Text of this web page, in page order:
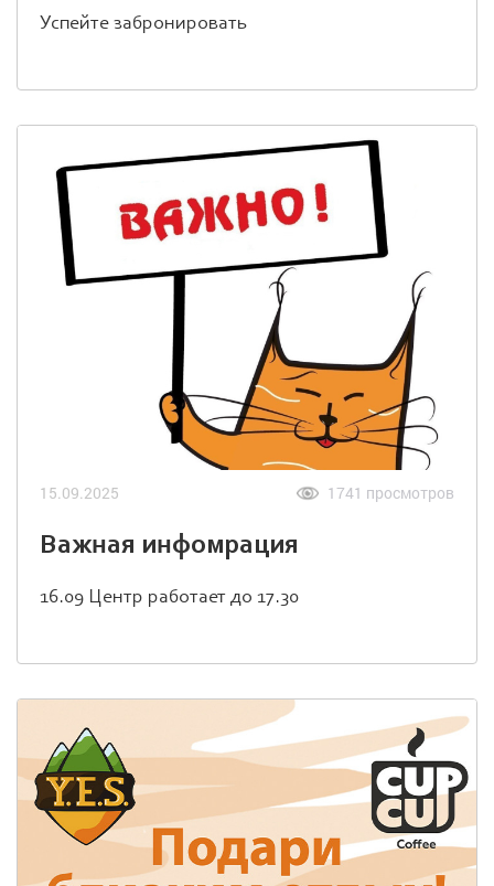
Успейте забронировать
15.09.2025 1741 просмотров
Важная инфомрация
16.09 Центр работает до 17.30